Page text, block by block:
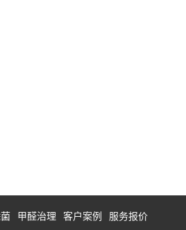
甲醛治理 客户案例 服务报价